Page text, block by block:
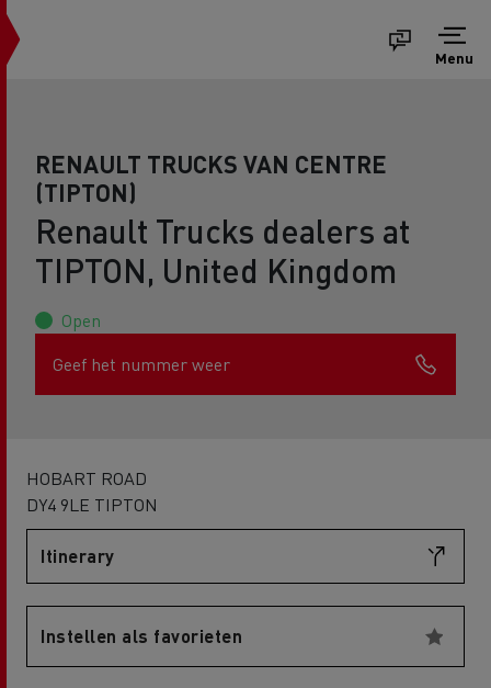
Menu
RENAULT TRUCKS VAN CENTRE
(TIPTON)
Renault Trucks dealers at
TIPTON, United Kingdom
Open
Geef het nummer weer
HOBART ROAD
DY4 9LE TIPTON
Itinerary
Instellen als favorieten